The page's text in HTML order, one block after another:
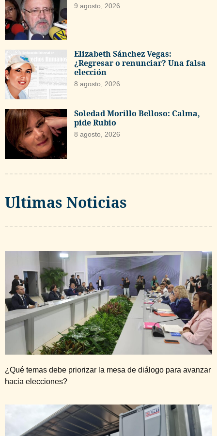
9 agosto, 2026
Elizabeth Sánchez Vegas:
¿Regresar o renunciar? Una falsa
elección
8 agosto, 2026
Soledad Morillo Belloso: Calma,
pide Rubio
8 agosto, 2026
Ultimas Noticias
¿Qué temas debe priorizar la mesa de diálogo para avanzar
hacia elecciones?